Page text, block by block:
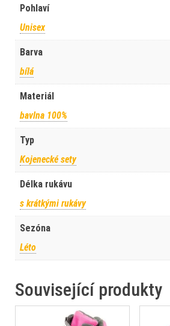
Pohlaví
Unisex
Barva
bílá
Materiál
bavlna 100%
Typ
Kojenecké sety
Délka rukávu
s krátkými rukávy
Sezóna
Léto
Související produkty